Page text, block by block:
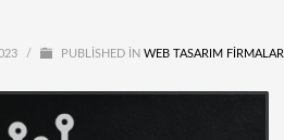
/ PUBLISHED IN WEB TASARIM FIRMALARI